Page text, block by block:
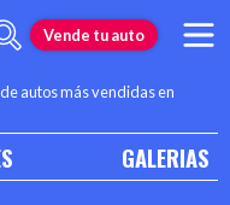
Vende tu auto
autos más vendidas en
GALERIAS